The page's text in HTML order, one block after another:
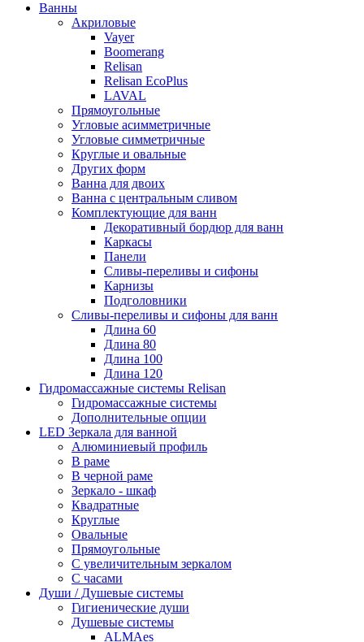
Ванны
Акриловые
Vayer
Boomerang
Relisan
Relisan EcoPlus
LAVAL
Прямоугольные
Угловые асимметричные
Угловые симметричные
Круглые и овальные
Других форм
Ванна для двоих
Ванна с центральным сливом
Комплектующие для ванн
Декоративный бордюр для ванн
Каркасы
Панели
Сливы-переливы и сифоны
Карнизы
Подголовники
Сливы-переливы и сифоны для ванн
Длина 60
Длина 80
Длина 100
Длина 120
Гидромассажные системы Relisan
Гидромассажные системы
Дополнительные опции
LED Зеркала для ванной
Алюминиевый профиль
В раме
В черной раме
Зеркало - шкаф
Квадратные
Круглые
Овальные
Прямоугольные
С увеличительным зеркалом
С часами
Души / Душевые системы
Гигиенические души
Душевые системы
ALMAes